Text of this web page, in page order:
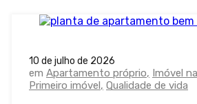
10 de julho de 2026
em Apartamento próprio Imóvel
Primeiro imóvel Qualidade de vida